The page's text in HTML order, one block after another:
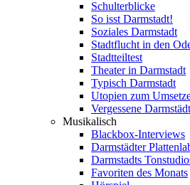
Schulterblicke
So isst Darmstadt!
Soziales Darmstadt
Stadtflucht in den
Stadtteiltest
Theater in Darmstadt
Typisch Darmstadt
Utopien zum
Vergessene
Musikalisch
Blackbox-Interviews
Darmstädter
Darmstadts
Favoriten des Monats